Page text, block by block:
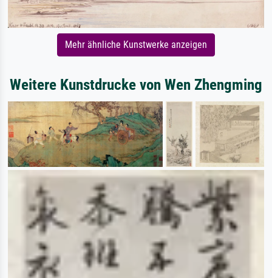
Mehr ähnliche Kunstwerke anzeigen
Weitere Kunstdrucke von Wen Zhengming